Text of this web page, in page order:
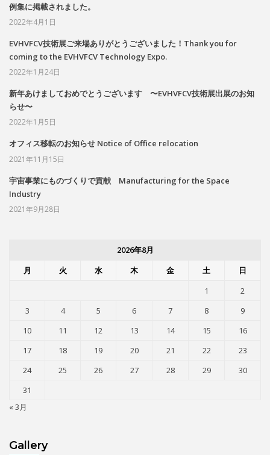
例集に掲載されました。
2022年4月1日
EVHVFCV技術展ご来場ありがとうございました！Thank you for
coming to the EVHVFCV Technology Expo.
2022年1月24日
新年あけましておめでとうございます 〜EVHVFCV技術展出展のお知
らせ〜
2022年1月5日
オフィス移転のお知らせ Notice of Office relocation
2021年11月15日
宇宙事業にものづくりで貢献 Manufacturing for the Space
Industry
2021年9月28日
2026年8月
月
火 水 木 金 土
日
1
2
3
4 5 6 7 8
9
10
11 12 13 14 15
16
17
18 19 20 21 22
23
24
25 26 27 28 29
30
31
« 3月
Gallery